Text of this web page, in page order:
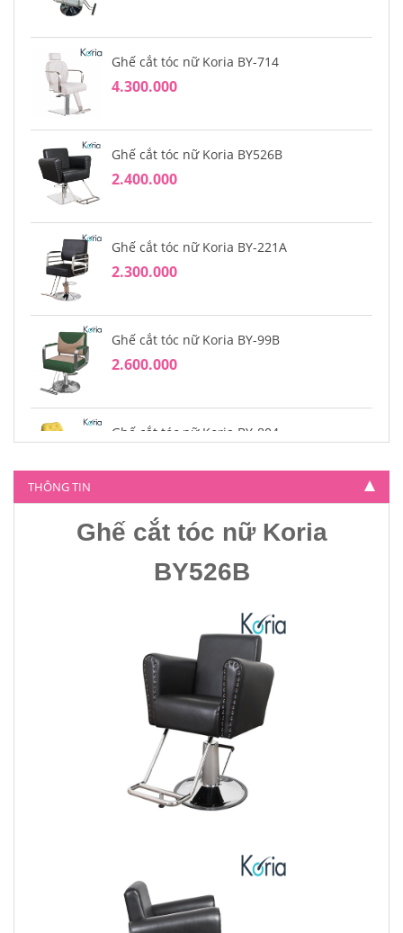
Ghế cắt tóc nữ Koria BY-714
4.300.000
Ghế cắt tóc nữ Koria BY526B
2.400.000
Ghế cắt tóc nữ Koria BY-221A
2.300.000
Ghế cắt tóc nữ Koria BY-99B
2.600.000
Ghế cắt tóc nữ Koria BY-804
THÔNG TIN
Ghế cắt tóc nữ Koria
BY526B